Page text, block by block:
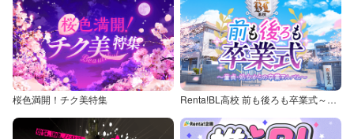
桜色満開！チク美特集 Renta!BL高校 前も後ろも卒業式～童貞・処女からの卒業アルバム～